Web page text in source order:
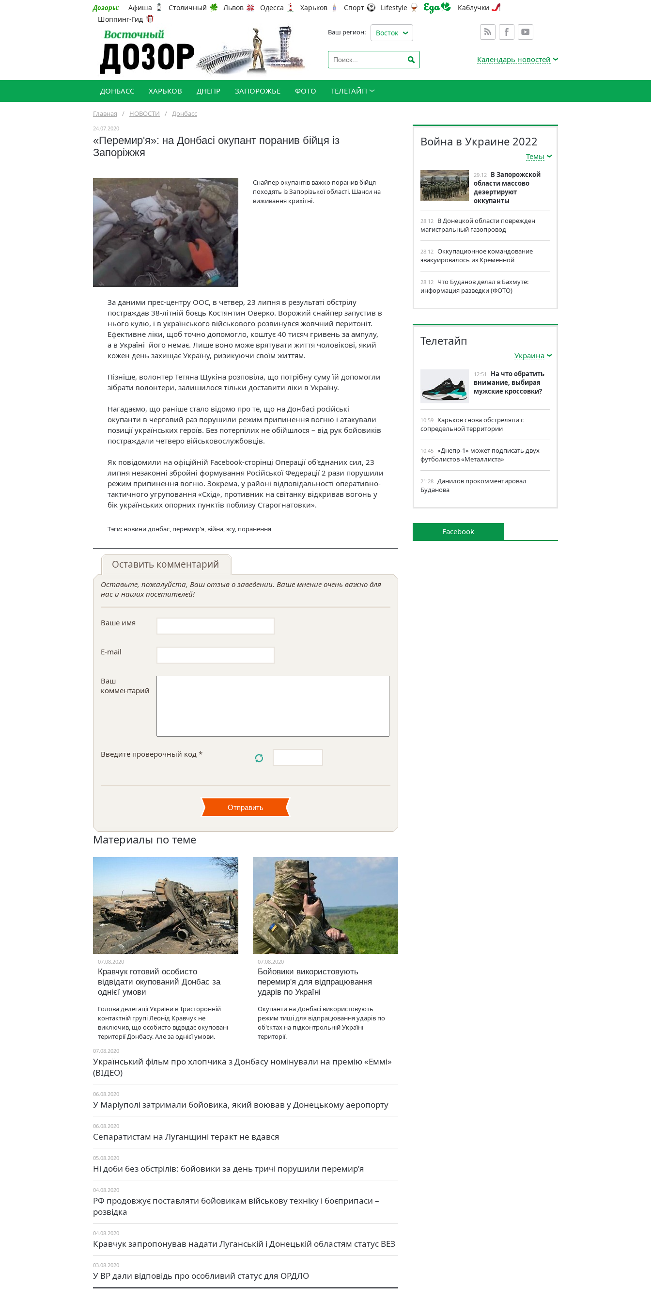
Дозоры: Афиша Столичный Львов Одесса Харьков Спорт Lifestyle
Каблучки
Шоппинг-Гид
Ваш регион: Восток
Календарь новостей
ДОНБАСС ХАРЬКОВ ДНЕПР ЗАПОРОЖЬЕ ФОТО ТЕЛЕТАЙП
Главная / НОВОСТИ / Донбасс
24.07.2020
«Перемир'я»: на Донбасі окупант поранив бійця із
Запоріжжя
Снайпер окупантів важко поранив бійця
походять із Запорізької області. Шанси на
виживання крихітні.
За даними прес-центру ООС, в четвер, 23 липня в результаті обстрілу
постраждав 38-літній боєць Костянтин Оверко. Ворожий снайпер запустив в
нього кулю, і в українського військового розвинувся жовчний перитоніт.
Ефективне ліки, щоб точно допомогло, коштує 40 тисяч гривень за ампулу,
а в Україні його немає. Лише воно може врятувати життя чоловікові, який
кожен день захищає Україну, ризикуючи своїм життям.
Пізніше, волонтер Тетяна Щукіна розповіла, що потрібну суму їй допомогли
зібрати волонтери, залишилося тільки доставити ліки в Україну.
Нагадаємо, що раніше стало відомо про те, що на Донбасі російські
окупанти в черговий раз порушили режим припинення вогню і атакували
позиції українських героїв. Без потерпілих не обійшлося – від рук бойовиків
постраждали четверо військовослужбовців.
Як повідомили на офіційній Facebook-сторінці Операції об'єднаних сил, 23
липня незаконні збройні формування Російської Федерації 2 рази порушили
режим припинення вогню. Зокрема, у районі відповідальності оперативно-
тактичного угруповання «Схід», противник на світанку відкривав вогонь у
бік українських опорних пунктів поблизу Старогнатовки».
Тэги: новини донбас, перемир'я, війна,зсу, поранення
Оставить комментарий
Оставьте, пожалуйста, Ваш отзыв о заведении. Ваше мнение очень важно для
нас и наших посетителей!
Ваше имя
E-mail
Ваш
комментарий
Введите проверочный код *
Материалы по теме
07.08.2020
Кравчук готовий особисто
відвідати окупований Донбас за
однієї умови
Голова делегації України в Тристоронній
контактній групі Леонід Кравчук не
виключив, що особисто відвідає окуповані
території Донбасу. Але за однієї умови.
07.08.2020
Бойовики використовують
перемир'я для відпрацювання
ударів по Україні
Окупанти на Донбасі використовують
режим тиші для відпрацювання ударів по
об'єктах на підконтрольній Україні
території.
07.08.2020
Український фільм про хлопчика з Донбасу номінували на премію «Еммі»
(ВІДЕО)
06.08.2020
У Маріуполі затримали бойовика, який воював у Донецькому аеропорту
06.08.2020
Сепаратистам на Луганщині теракт не вдався
05.08.2020
Ні доби без обстрілів: бойовики за день тричі порушили перемир’я
04.08.2020
РФ продовжує поставляти бойовикам військову техніку і боєприпаси –
розвідка
04.08.2020
Кравчук запропонував надати Луганській і Донецькій областям статус ВЕЗ
03.08.2020
У ВР дали відповідь про особливий статус для ОРДЛО
Война в Украине 2022
Темы
29.12 В Запорожской
области массово
дезертируют
оккупанты
28.12 В Донецкой области поврежден
магистральный газопровод
28.12 Оккупационное командование
эвакуировалось из Кременной
28.12 Что Буданов делал в Бахмуте:
информация разведки (ФОТО)
Телетайп
Украина
12:51
На что обратить
внимание, выбирая
мужские кроссовки?
10:59 Харьков снова обстреляли с
сопредельной территории
10:45 «Днепр-1» может подписать двух
футболистов «Металлиста»
21:28 Данилов прокомментировал
Буданова
Facebook